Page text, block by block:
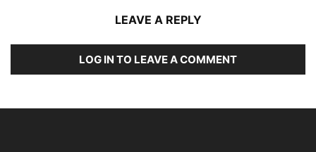
LEAVE A REPLY
LOG IN TO LEAVE A COMMENT